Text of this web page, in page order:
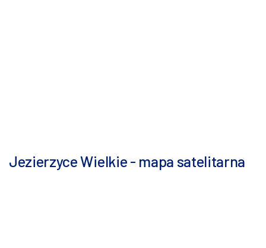
Jezierzyce Wielkie - mapa satelitarna